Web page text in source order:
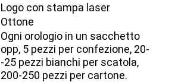
Logo con stampa laser
Ottone
Ogni orologio in un sacchetto
opp, 5 pezzi per confezione, 20-
-25 pezzi bianchi per scatola,
200-250 pezzi per cartone.